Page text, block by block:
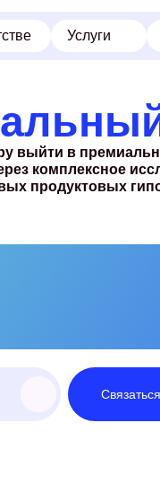
Услуги
выйти в
комплексное
продуктовых